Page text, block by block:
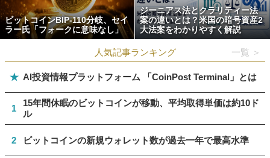
ビットコインBIP-110分岐、セイ
ラー氏「フォークに意味なし」
ジーニアス法とクラリティー法
案の違いとは？米国の暗号資産2
大法案をわかりやすく解説
人気記事ランキング 一覧 ＞
★ AI投資情報プラットフォーム 「CoinPost Terminal」とは
1
15年間休眠のビットコインが移動、平均取得単価は約10ド
ル
2 ビットコインの新規ウォレット数が過去一年で最高水準